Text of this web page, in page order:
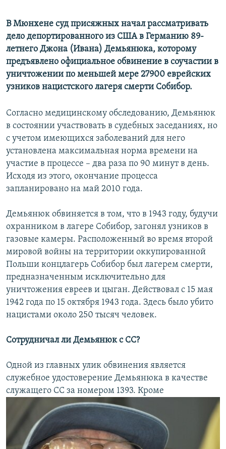
XƏBƏR BÜLLETENLƏRIMIZ
В Мюнхене суд присяжных начал рассматривать
дело депортированного из США в Германию 89-
летнего Джона (Ивана) Демьянюка, которому
предъявлено официальное обвинение в соучастии в
уничтожении по меньшей мере 27900 еврейских
узников нацистского лагеря смерти Собибор.
Согласно медицинскому обследованию, Демьянюк
в состоянии участвовать в судебных заседаниях, но
с учетом имеющихся заболеваний для него
установлена максимальная норма времени на
участие в процессе – два раза по 90 минут в день.
Исходя из этого, окончание процесса
запланировано на май 2010 года.
Демьянюк обвиняется в том, что в 1943 году, будучи
охранником в лагере Собибор, загонял узников в
газовые камеры. Расположенный во время второй
мировой войны на территории оккупированной
Польши концлагерь Собибор был лагерем смерти,
предназначенным исключительно для
уничтожения евреев и цыган. Действовал с 15 мая
1942 года по 15 октября 1943 года. Здесь было убито
нацистами около 250 тысяч человек.
Сотрудничал ли Демьянюк с СС?
Одной из главных улик обвинения является
служебное удостоверение Демьянюка в качестве
служащего СС за номером 1393. Кроме